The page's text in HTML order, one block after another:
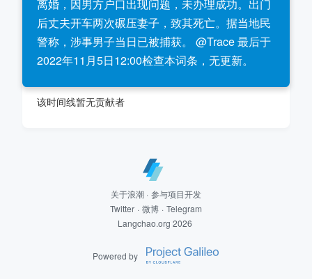
离婚，因男方户口出现问题，未办理成功。出门
后丈夫开车两次碾压妻子，致其死亡。据当地民
警称，涉事男子当日已被捕获。 @Trace 最后于
2022年11月5日12:00检查本词条，无更新。
该时间线暂无贡献者
关于浪潮 · 参与项目开发
Twitter · 微博 · Telegram
Langchao.org 2026
Powered by